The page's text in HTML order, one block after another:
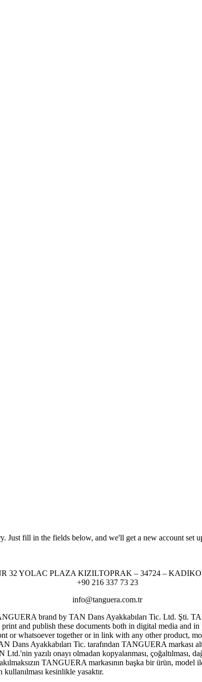
Just fill in the fields below, and we'll get a new account
32 YOLAC PLAZA KIZILTOPRAK – 34724 –
+90 216 337 73 23
info@tanguera.com.tr
brand by TAN Dans Ayakkabıları Tic. Ltd. Şti.
and publish these documents both in digital media
whatsoever together or in link with any other product,
Dans Ayakkabıları Tic. tarafından TANGUERA markası
yazılı onayı olmadan kopyalanması, çoğaltılması,
TANGUERA markasının başka bir ürün, model
kesinlikle yasaktır.